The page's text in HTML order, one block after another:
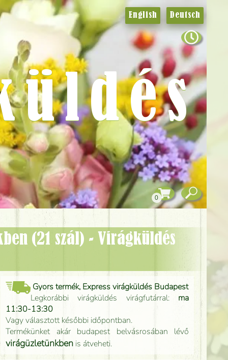
Gyors termék, Express virágküldés Budapest
Legkorábbi virágküldés virágfutárral: ma
11:30-13:30
Vagy választott későbbi időpontban.
Termékünket akár budapest belvásrosában lévő
virágüzletünkben is átveheti.
English Deutsch
0